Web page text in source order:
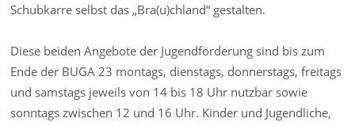
Schubkarre selbst das „Bra(u)chland“ gestalten.
Diese beiden Angebote der Jugendförderung sind bis zum
Ende der BUGA 23 montags, dienstags, donnerstags, freitags
und samstags jeweils von 14 bis 18 Uhr nutzbar sowie
sonntags zwischen 12 und 16 Uhr. Kinder und Jugendliche,